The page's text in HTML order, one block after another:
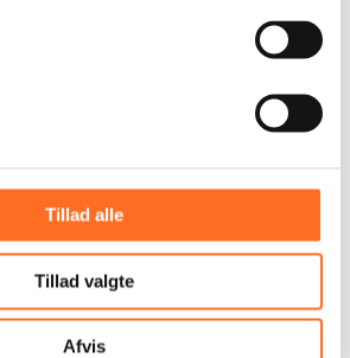
Tillad alle
Tillad valgte
Afvis
på Land of Hope.
limet på